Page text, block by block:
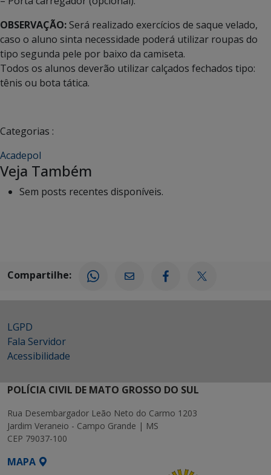
OBSERVAÇÃO: Será realizado exercícios de saque velado,
caso o aluno sinta necessidade poderá utilizar roupas do
tipo segunda pele por baixo da camiseta.
Todos os alunos deverão utilizar calçados fechados tipo:
tênis ou bota tática.
Categorias :
Acadepol
Veja Também
Sem posts recentes disponíveis.
Compartilhe:
LGPD
Fala Servidor
Acessibilidade
POLÍCIA CIVIL DE MATO GROSSO DO SUL
Rua Desembargador Leão Neto do Carmo 1203
Jardim Veraneio - Campo Grande | MS
CEP 79037-100
MAPA